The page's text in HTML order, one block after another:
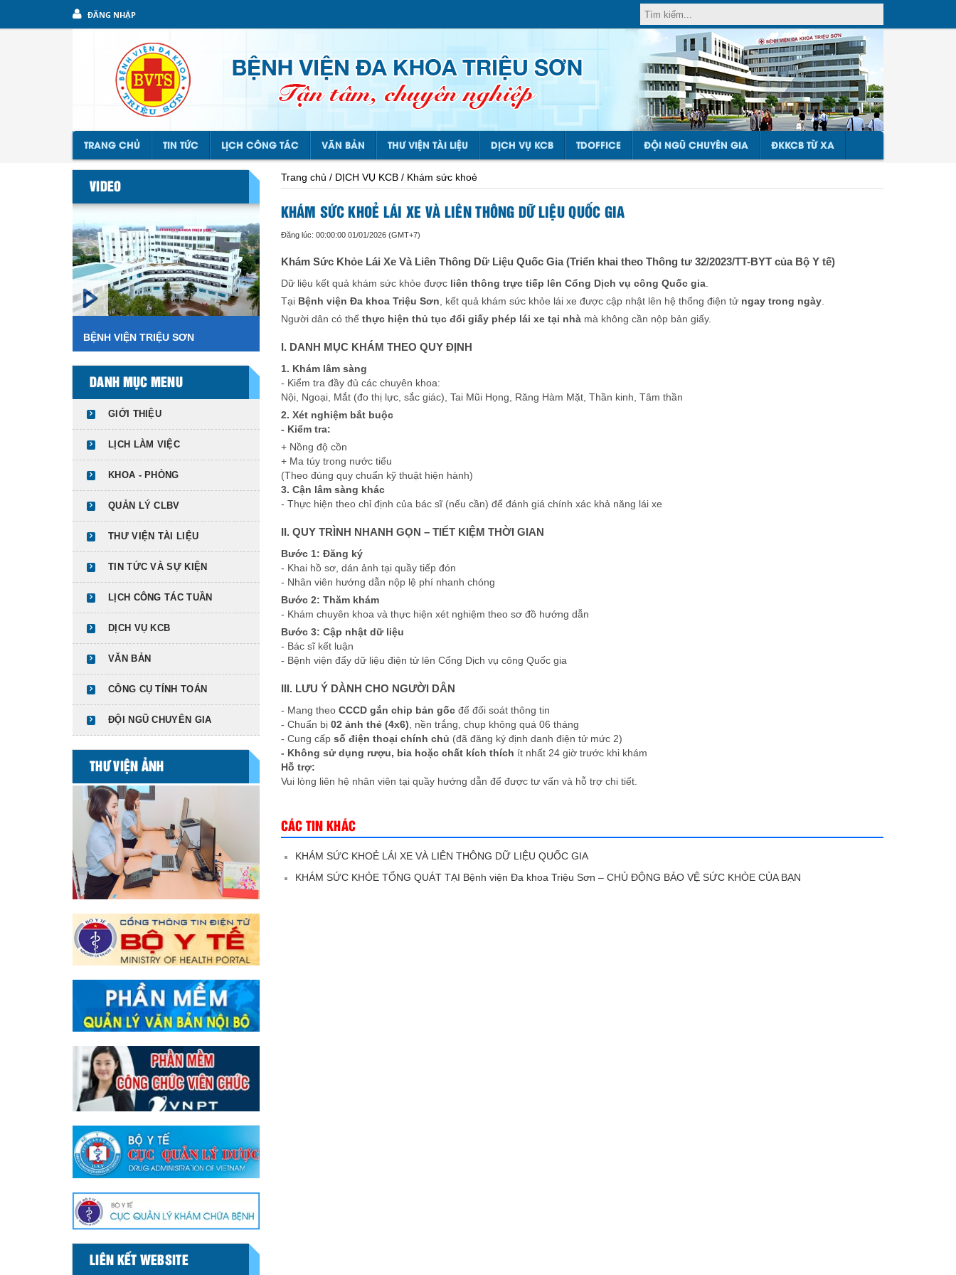
ĐĂNG NHẬP
TRANG CHỦ TIN TỨC LỊCH CÔNG TÁC VĂN BẢN THƯ VIỆN TÀI LIỆU DỊCH VỤ KCB TDOFFICE ĐỘI NGŨ CHUYÊN GIA ĐKKCB TỪ XA
VIDEO
BỆNH VIỆN TRIỆU SƠN
DANH MỤC MENU
GIỚI THIỆU
LỊCH LÀM VIỆC
KHOA - PHÒNG
QUẢN LÝ CLBV
THƯ VIỆN TÀI LIỆU
TIN TỨC VÀ SỰ KIỆN
LỊCH CÔNG TÁC TUẦN
DỊCH VỤ KCB
VĂN BẢN
CÔNG CỤ TÍNH TOÁN
ĐỘI NGŨ CHUYÊN GIA
THƯ VIỆN ẢNH
LIÊN KẾT WEBSITE
Trang chủ / DỊCH VỤ KCB / Khám sức khoẻ
KHÁM SỨC KHOẺ LÁI XE VÀ LIÊN THÔNG DỮ LIỆU QUỐC GIA
Đăng lúc: 00:00:00 01/01/2026 (GMT+7)
Khám Sức Khỏe Lái Xe Và Liên Thông Dữ Liệu Quốc Gia (Triển khai theo Thông tư 32/2023/TT-BYT của Bộ Y tế)
Dữ liệu kết quả khám sức khỏe được liên thông trực tiếp lên Cổng Dịch vụ công Quốc gia.
Tại Bệnh viện Đa khoa Triệu Sơn , kết quả khám sức khỏe lái xe được cập nhật lên hệ thống điện tử ngay trong ngày.
Người dân có thể thực hiện thủ tục đổi giấy phép lái xe tại nhàmà không cần nộp bản giấy.
I. DANH MỤC KHÁM THEO QUY ĐỊNH
1. Khám lâm sàng
- Kiểm tra đầy đủ các chuyên khoa:
Nội, Ngoại, Mắt (đo thị lực, sắc giác), Tai Mũi Họng, Răng Hàm Mặt, Thần kinh, Tâm thần
2. Xét nghiệm bắt buộc
- Kiểm tra:
+ Nồng độ cồn
+ Ma túy trong nước tiểu
(Theo đúng quy chuẩn kỹ thuật hiện hành)
3. Cận lâm sàng khác
- Thực hiện theo chỉ định của bác sĩ (nếu cần) để đánh giá chính xác khả năng lái xe
II. QUY TRÌNH NHANH GỌN – TIẾT KIỆM THỜI GIAN
Bước 1: Đăng ký
- Khai hồ sơ, dán ảnh tại quầy tiếp đón
- Nhân viên hướng dẫn nộp lệ phí nhanh chóng
Bước 2: Thăm khám
- Khám chuyên khoa và thực hiện xét nghiệm theo sơ đồ hướng dẫn
Bước 3: Cập nhật dữ liệu
- Bác sĩ kết luận
- Bệnh viện đẩy dữ liệu điện tử lên Cổng Dịch vụ công Quốc gia
III. LƯU Ý DÀNH CHO NGƯỜI DÂN
- Mang theo CCCD gắn chip bản gốcđể đối soát thông tin
- Chuẩn bị 02 ảnh thẻ (4x6) , nền trắng, chụp không quá 06 tháng
- Cung cấp số điện thoại chính chủ (đã đăng ký định danh điện tử mức 2)
- Không sử dụng rượu, bia hoặc chất kích thích ít nhất 24 giờ trước khi khám
Hỗ trợ:
Vui lòng liên hệ nhân viên tại quầy hướng dẫn để được tư vấn và hỗ trợ chi tiết.
CÁC TIN KHÁC
KHÁM SỨC KHOẺ LÁI XE VÀ LIÊN THÔNG DỮ LIỆU QUỐC GIA
KHÁM SỨC KHỎE TỔNG QUÁT TẠI Bệnh viện Đa khoa Triệu Sơn – CHỦ ĐỘNG BẢO VỆ SỨC KHỎE CỦA BẠN